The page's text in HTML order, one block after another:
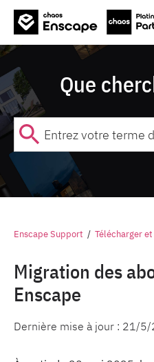
Que
Enscape Support / Télécharger
Migration des
Enscape
Dernière mise à jour : 21/5/